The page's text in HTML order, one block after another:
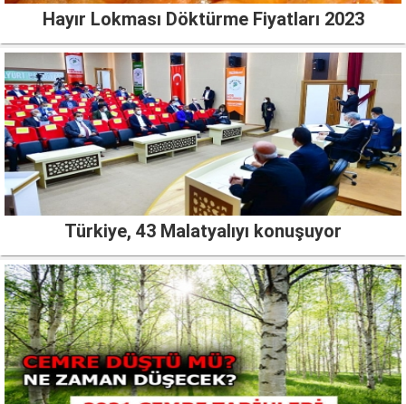
Hayır Lokması Döktürme Fiyatları 2023
Türkiye, 43 Malatyalıyı konuşuyor